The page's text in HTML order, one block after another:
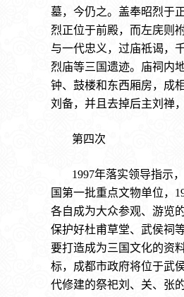
墓，今仍之。盖奉昭烈于
烈正位于前殿，而左庑则
与一代忠义，过庙祗谒，
烈庙等三国遗迹。庙祠内
钟、鼓楼和东西厢房，成
刘备，并且去掉后主刘禅
第四次
1997年落实领导指示
国第一批重点文物单位，
各自成为大众参观、游览
保护好杜甫草堂、武侯祠
要打造成为三国文化的资
标，成都市政府将位于武
代修建的祭祀刘、关、张